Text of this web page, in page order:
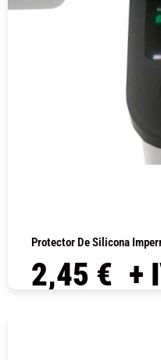
Protector De Silicona
2,45 € +